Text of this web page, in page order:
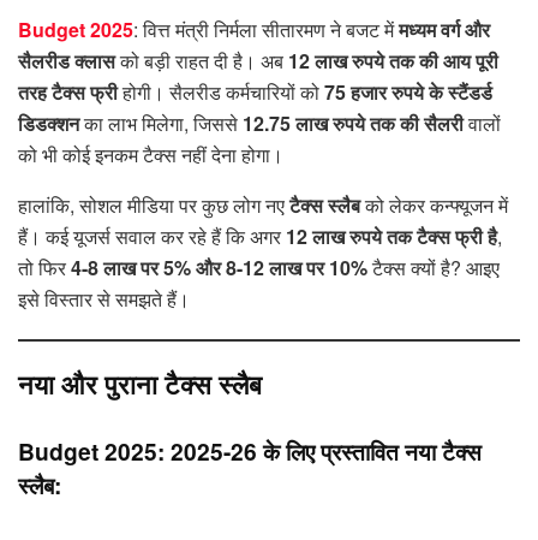
Budget 2025: वित्त मंत्री निर्मला सीतारमण ने बजट मेंमध्यम वर्ग और
सैलरीड क्लासको बड़ी राहत दी है। अब 12 लाख रुपये तक की आय पूरी
तरह टैक्स फ्रीहोगी। सैलरीड कर्मचारियों को75 हजार रुपये के स्टैंडर्ड
डिडक्शनका लाभ मिलेगा, जिससे 12.75 लाख रुपये तक की सैलरीवालों
को भी कोई इनकम टैक्स नहीं देना होगा।
हालांकि, सोशल मीडिया पर कुछ लोग नएटैक्स स्लैबको लेकर कन्फ्यूजन में
हैं। कई यूजर्स सवाल कर रहे हैं कि अगर 12 लाख रुपये तक टैक्स फ्री है,
तो फिर4-8 लाख पर 5% और 8-12 लाख पर 10%टैक्स क्यों है? आइए
इसे विस्तार से समझते हैं।
नया और पुराना टैक्स स्लैब
Budget 2025: 2025-26 के लिए प्रस्तावित नया टैक्स
स्लैब: